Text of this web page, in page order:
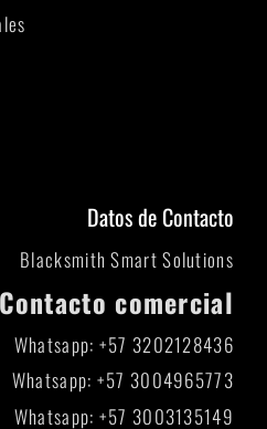
Datos de Contacto
Blacksmith Smart Solutions
Contacto comercial
Whatsapp: +57 3202128436
Whatsapp: +57 3004965773
Whatsapp: +57 3003135149